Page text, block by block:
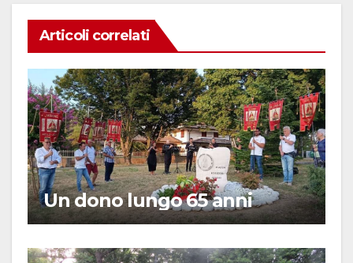
Articoli correlati
Un dono lungo 65 anni